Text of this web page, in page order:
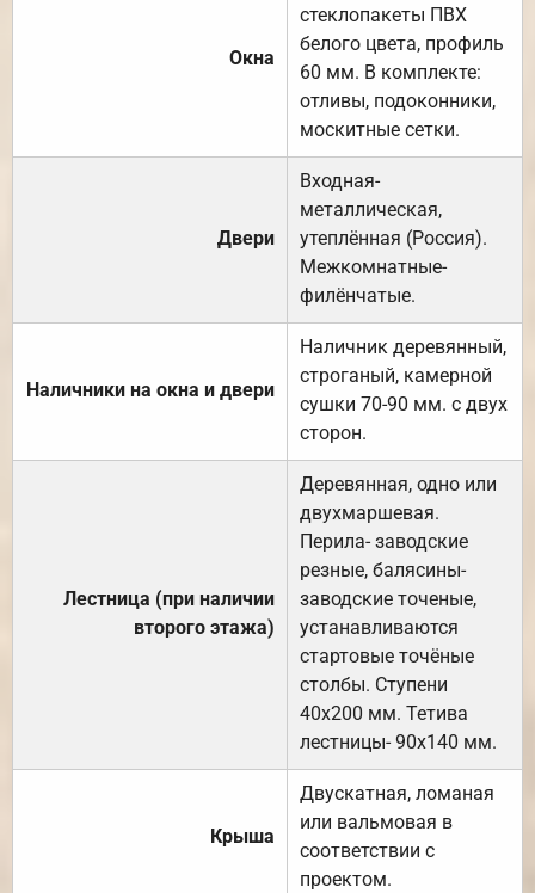
Окна
стеклопакеты ПВХ
белого цвета, профиль
60 мм. В комплекте:
отливы, подоконники,
москитные сетки.
Двери
Входная-
металлическая,
утеплённая (Россия).
Межкомнатные-
филёнчатые.
Наличники на окна и двери
Наличник деревянный,
строганый, камерной
сушки 70-90 мм. с двух
сторон.
Лестница (при наличии
второго этажа)
Деревянная, одно или
двухмаршевая.
Перила- заводские
резные, балясины-
заводские точеные,
устанавливаются
стартовые точёные
столбы. Ступени
40х200 мм. Тетива
лестницы- 90х140 мм.
Крыша
Двускатная, ломаная
или вальмовая в
соответствии с
проектом.